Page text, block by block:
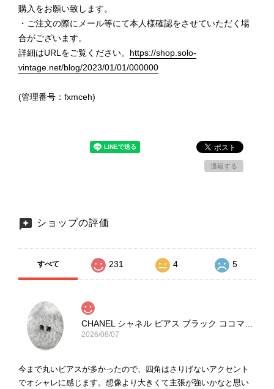
購入をお願い致します。
・ご注文の際にメール等にて本人様確認をさせていただく場
合がございます。
詳細はURLをご覧ください。 https://shop.solo-
vintage.net/blog/2023/01/01/000000
(管理番号：fxmceh)
通報する
ショップの評価
すべて 231 4 5
CHANEL シャネル ピアス ブラック ココマーク ストーン vintage ヴィンテージ オールド yg33jb
2026/08/07
今まで丸いピアスが多かったので、四角はさりげないアクセント
でオシャレに感じます。想像より大きくて主張が強いかなと思い